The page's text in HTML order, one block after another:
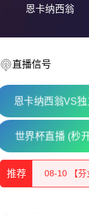
恩卡纳西翁
直播信号
恩卡纳西翁VS
世界杯直播 (秒
推荐
08-10 【立
08-10 【
08-10 【芬